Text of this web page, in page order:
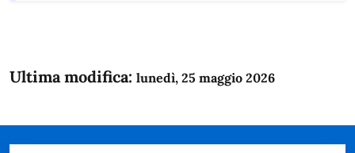
Ultima modifica: lunedì, 25 maggio 2026